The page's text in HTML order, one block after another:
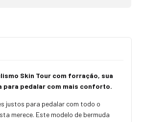
Skin Tour com forração, sua
para pedalar com mais conforto.
justos para pedalar com todo o
merece. Este modelo de bermuda